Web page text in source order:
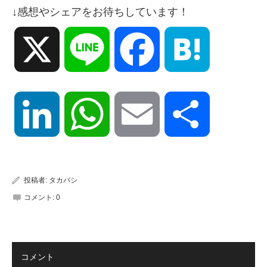
↓感想やシェアをお待ちしています！
Line Facebook
LinkedIn WhatsApp Email
投稿者: タカバシ
コメント: 0
コメント